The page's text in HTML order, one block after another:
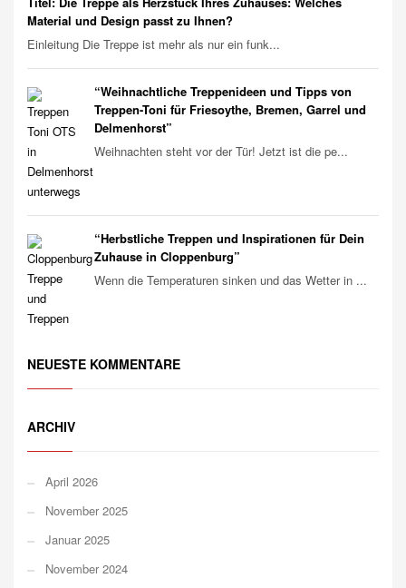
Material und Design passt zu Ihnen?
Einleitung Die Treppe ist mehr als nur ein funk...
“Weihnachtliche Treppenideen und Tipps von
Treppen-Toni für Friesoythe, Bremen, Garrel und
Delmenhorst”
Weihnachten steht vor der Tür! Jetzt ist die pe...
“Herbstliche Treppen und Inspirationen für Dein
Zuhause in Cloppenburg”
Wenn die Temperaturen sinken und das Wetter in ...
NEUESTE KOMMENTARE
ARCHIV
April 2026
November 2025
Januar 2025
November 2024